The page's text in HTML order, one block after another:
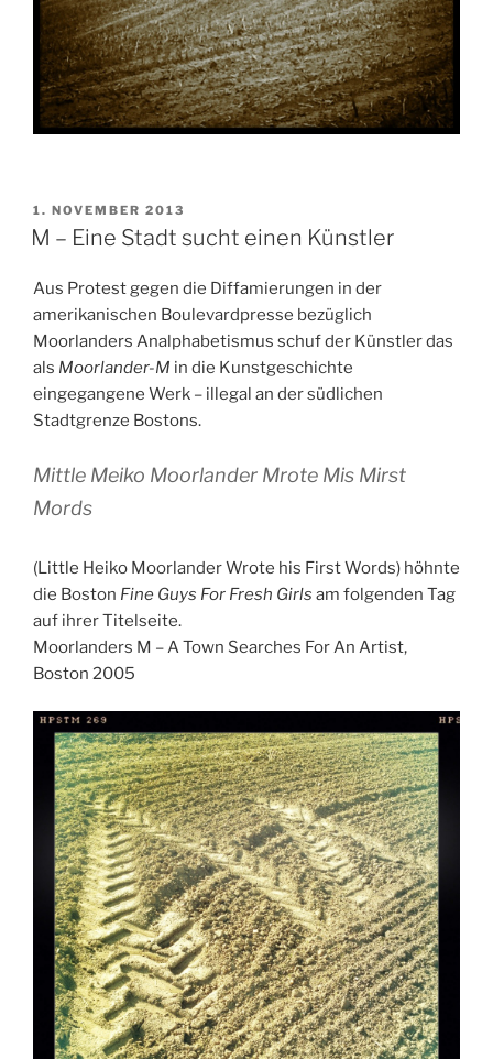
VERÖFFENTLICHT
AM
1. NOVEMBER 2013
M – Eine Stadt sucht einen Künstler
Aus Protest gegen die Diffamierungen in der
amerikanischen Boulevardpresse bezüglich
Moorlanders Analphabetismus schuf der Künstler das
als Moorlander-M in die Kunstgeschichte
eingegangene Werk – illegal an der südlichen
Stadtgrenze Bostons.
Mittle Meiko Moorlander Mrote Mis Mirst
Mords
(Little Heiko Moorlander Wrote his First Words) höhnte
die Boston Fine Guys For Fresh Girls am folgenden Tag
auf ihrer Titelseite.
Moorlanders M – A Town Searches For An Artist,
Boston 2005